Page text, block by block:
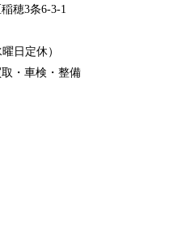
穂3条6-3-1
日定休）
・車検・整備